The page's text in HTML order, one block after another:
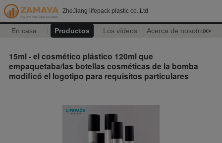
ZheJiang lifepack plastic co.,Ltd
En casa Productos Los vídeos Acerca de nosotros>>
15ml - el cosmético plástico 120ml que
empaquetaba/las botellas cosméticas de la bomba
modificó el logotipo para requisitos particulares